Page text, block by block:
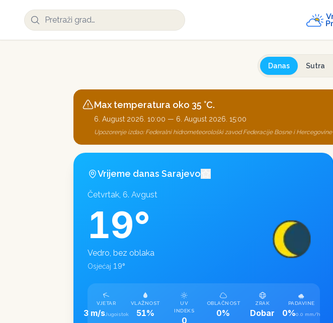
Danas Sutra
Max temperatura oko 35 °C.
6. August 2026. 10:00 — 6. August 2026. 15:00
Upozorenje izdao: Federalni hidrometeorološki zavod Federacije Bosne i Hercegovine
Vrijeme danasSarajevo
Četvrtak, 6. Avgust
19°
Vedro, bez oblaka
Osjećaj 19°
VJETAR
3 m/sJugoistok
VLAŽNOST
51%
UV
INDEKS
0
OBLAČNOST
0%
ZRAK
Dobar
PADAVINE
0%0.0 mm/h